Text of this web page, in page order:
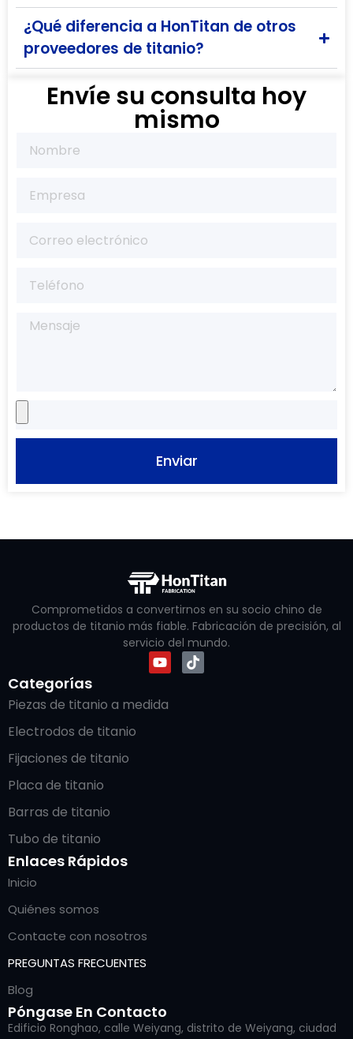
¿Qué diferencia a HonTitan de otros
proveedores de titanio?
Envíe su consulta hoy
mismo
Enviar
Comprometidos a convertirnos en su socio chino de
productos de titanio más fiable. Fabricación de precisión, al
servicio del mundo.
Categorías
Piezas de titanio a medida
Electrodos de titanio
Fijaciones de titanio
Placa de titanio
Barras de titanio
Tubo de titanio
Enlaces Rápidos
Inicio
Quiénes somos
Contacte con nosotros
PREGUNTAS FRECUENTES
Blog
Póngase En Contacto
Edificio Ronghao, calle Weiyang, distrito de Weiyang, ciudad